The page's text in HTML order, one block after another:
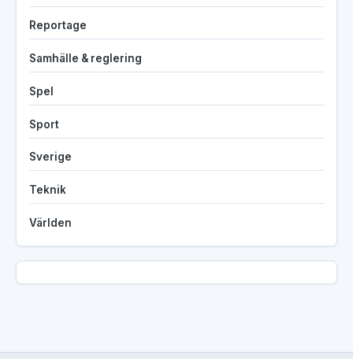
Reportage
Samhälle & reglering
Spel
Sport
Sverige
Teknik
Världen